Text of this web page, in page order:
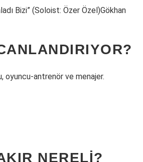
Bizi” (Soloist: Özer Özel)Gökhan
oyuncu-antrenör ve menajer.
NERELI?